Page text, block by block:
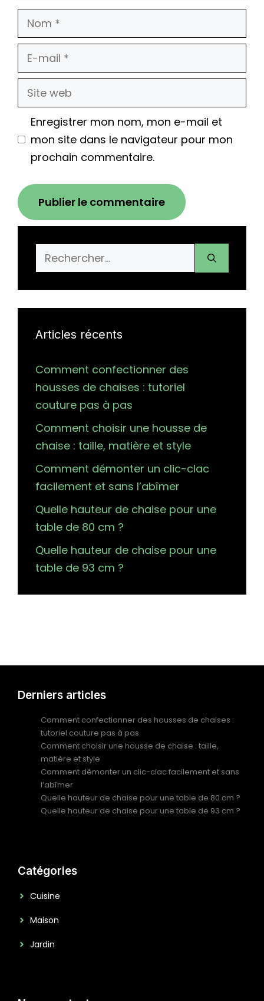
Nom
E-
mail
Site
web
Enregistrer mon nom, mon e-mail et
mon site dans le navigateur pour mon
prochain commentaire.
Rechercher :
Articles récents
Comment confectionner des
housses de chaises : tutoriel
couture pas à pas
Comment choisir une housse de
chaise : taille, matière et style
Comment démonter un clic-clac
facilement et sans l’abîmer
Quelle hauteur de chaise pour une
table de 80 cm ?
Quelle hauteur de chaise pour une
table de 93 cm ?
Derniers articles
Comment confectionner des housses de chaises :
tutoriel couture pas à pas
Comment choisir une housse de chaise : taille,
matière et style
Comment démonter un clic-clac facilement et sans
l’abîmer
Quelle hauteur de chaise pour une table de 80 cm ?
Quelle hauteur de chaise pour une table de 93 cm ?
Catégories
Cuisine
Maison
Jardin